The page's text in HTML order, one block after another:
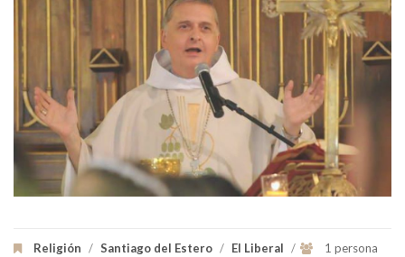
Religión / Santiago del Estero / El Liberal / 1 persona